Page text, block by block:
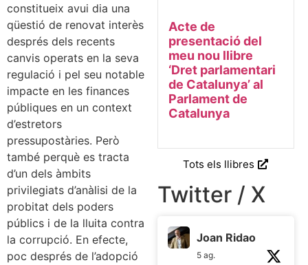
constitueix avui dia una
qüestió de renovat interès
després dels recents
canvis operats en la seva
regulació i pel seu notable
impacte en les finances
públiques en un context
d’estretors
pressupostàries. Però
també perquè es tracta
d’un dels àmbits
privilegiats d’anàlisi de la
probitat dels poders
públics i de la lluita contra
la corrupció. En efecte,
poc després de l’adopció
Acte de
presentació del
meu nou llibre
‘Dret parlamentari
de Catalunya’ al
Parlament de
Catalunya
Tots els llibres
Twitter / X
Joan Ridao
5 ag.